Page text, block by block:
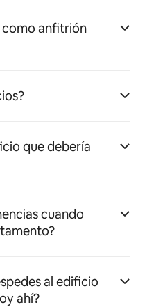
anfitrión
que debería
cuando
al edificio
ahí?